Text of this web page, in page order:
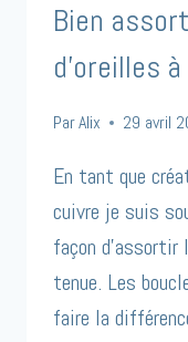
Bien
d’oreilles
ParAlix 29 avril
En tant que
cuivre je suis
façon d’assortir
tenue. Les
faire la